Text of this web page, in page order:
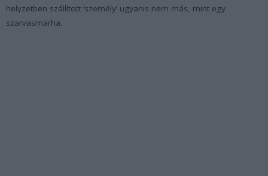
helyzetben szállított ’személy’ ugyanis nem más, mint egy
szarvasmarha.